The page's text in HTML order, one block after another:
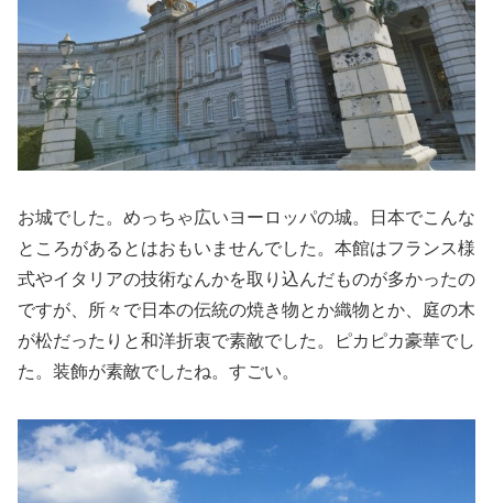
お城でした。めっちゃ広いヨーロッパの城。日本でこんな
ところがあるとはおもいませんでした。本館はフランス様
式やイタリアの技術なんかを取り込んだものが多かったの
ですが、所々で日本の伝統の焼き物とか織物とか、庭の木
が松だったりと和洋折衷で素敵でした。ピカピカ豪華でし
た。装飾が素敵でしたね。すごい。